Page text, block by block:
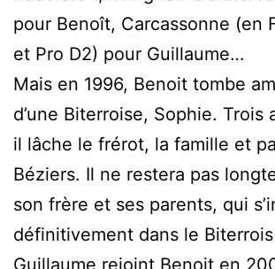
pour Benoît, Carcassonne (en
et Pro D2) pour Guillaume…
Mais en 1996, Benoit tombe
d’une Biterroise, Sophie. Trois
il lâche le frérot, la famille et
Béziers. Il ne restera pas
son frère et ses parents, qui
définitivement dans le
Guillaume rejoint Benoit en